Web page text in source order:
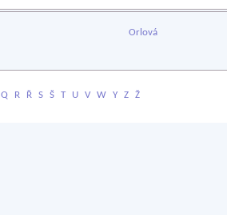
Orlová
Q R Ř S Š T U V W Y Z Ž